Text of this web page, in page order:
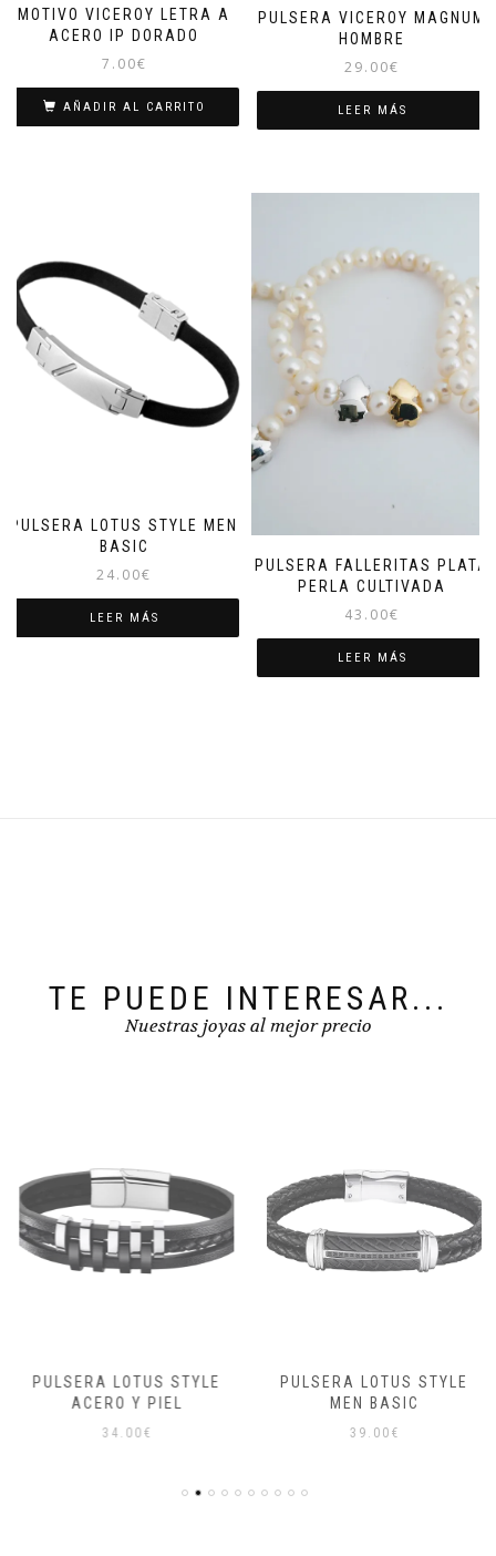
MOTIVO VICEROY LETRA A
ACERO IP DORADO
7.00€
AÑADIR AL CARRITO
PULSERA VICEROY MAGNUM
HOMBRE
29.00€
LEER MÁS
PULSERA LOTUS STYLE MEN
BASIC
24.00€
LEER MÁS
PULSERA FALLERITAS PLATA
PERLA CULTIVADA
43.00€
LEER MÁS
TE PUEDE INTERESAR...
Nuestras joyas al mejor precio
PULSERA LOTUS STYLE
ACERO Y PIEL
34.00 €
PULSERA LOTUS STYLE
MEN BASIC
39.00€